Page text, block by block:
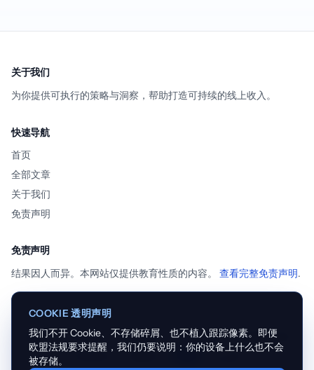
COOKIE 透明声明
我们不开 Cookie、不存储碎屑、也不植入跟踪像素。即便
欧盟法规要求提醒，我们仍要说明：你的设备上什么也不会
被存储。
关于我们
为你提供可执行的策略与洞察，帮助打造可持续的线上收入。
快速导航
首页
全部文章
关于我们
免责声明
免责声明
结果因人而异。本网站仅提供教育性质的内容。 查看完整免责声明.
English Español Français Português
Nederlands
Deutsch
Italiano 中文 العربية